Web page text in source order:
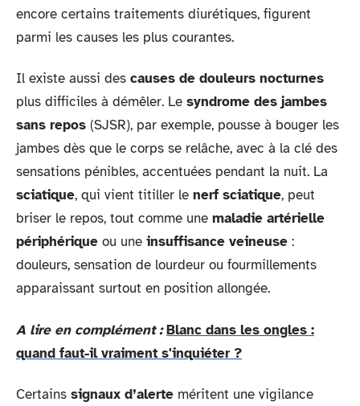
encore certains traitements diurétiques, figurent
parmi les causes les plus courantes.
Il existe aussi des causes de douleurs nocturnes
plus difficiles à démêler. Le syndrome des jambes
sans repos (SJSR), par exemple, pousse à bouger les
jambes dès que le corps se relâche, avec à la clé des
sensations pénibles, accentuées pendant la nuit. La
sciatique, qui vient titiller le nerf sciatique, peut
briser le repos, tout comme une maladie artérielle
périphérique ou une insuffisance veineuse :
douleurs, sensation de lourdeur ou fourmillements
apparaissant surtout en position allongée.
A lire en complément : Blanc dans les ongles :
quand faut-il vraiment s'inquiéter ?
Certains signaux d’alerte méritent une vigilance